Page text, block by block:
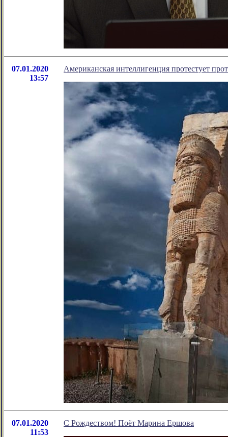
07.01.2020
13:57
Американская интеллигенция протестует
07.01.2020
11:53
С Рождеством! Поёт Марина Ершова